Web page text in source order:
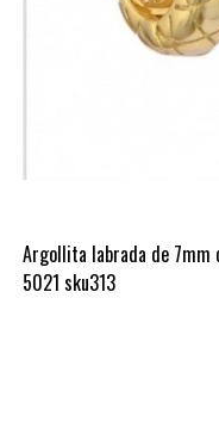
Argollita labrada de 7mm
5021 sku313